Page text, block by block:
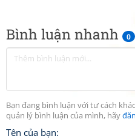
Bình luận nhanh 0
Bạn đang bình luận với tư cách
quản lý bình luận của mình, hãy
Tên của bạn: